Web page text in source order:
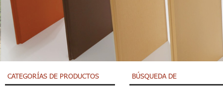
CATEGORÍAS DE PRODUCTOS BÚSQUEDA DE